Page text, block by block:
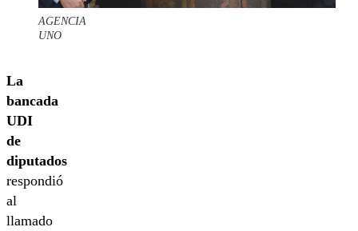
AGENCIA
UNO
La
bancada
UDI
de
diputados
respondió
al
llamado